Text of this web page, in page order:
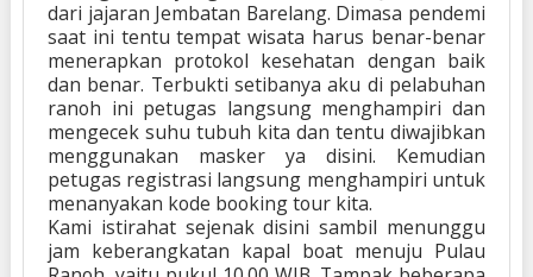
dari jajaran Jembatan Barelang. Dimasa pendemi
saat ini tentu tempat wisata harus benar-benar
menerapkan protokol kesehatan dengan baik
dan benar. Terbukti setibanya aku di pelabuhan
ranoh ini petugas langsung menghampiri dan
mengecek suhu tubuh kita dan tentu diwajibkan
menggunakan masker ya disini. Kemudian
petugas registrasi langsung menghampiri untuk
menanyakan kode booking tour kita.
Kami istirahat sejenak disini sambil menunggu
jam keberangkatan kapal boat menuju Pulau